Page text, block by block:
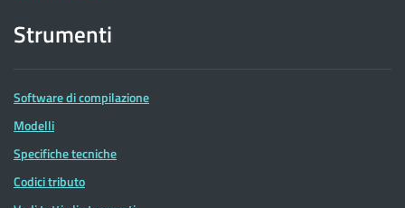
Strumenti
Software di compilazione
Modelli
Specifiche tecniche
Codici tributo